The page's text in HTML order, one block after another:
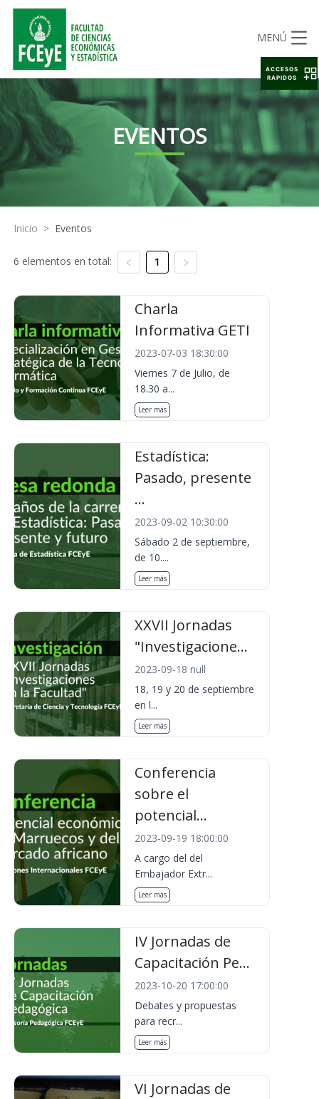
MENÚ
EVENTOS
Inicio > Eventos
6 elementos en total: 1
Charla
Informativa GETI
2023-07-03 18:30:00
Viernes 7 de Julio, de
18.30 a...
Leer más
Estadística:
Pasado, presente
...
2023-09-02 10:30:00
Sábado 2 de septiembre,
de 10....
Leer más
XXVII Jornadas
"Investigacione...
2023-09-18 null
18, 19 y 20 de septiembre
en l...
Leer más
Conferencia
sobre el
potencial...
2023-09-19 18:00:00
A cargo del del
Embajador Extr...
Leer más
IV Jornadas de
Capacitación Pe...
2023-10-20 17:00:00
Debates y propuestas
para recr...
Leer más
VI Jornadas de
ACCESOS
RAPIDOS